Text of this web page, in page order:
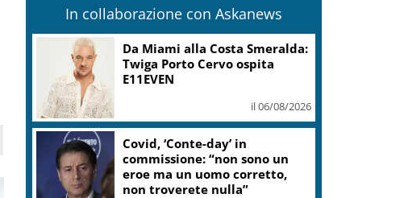
In collaborazione con Askanews
Da Miami alla Costa Smeralda:
Twiga Porto Cervo ospita
E11EVEN
il 06/08/2026
Covid, ‘Conte-day’ in
commissione: “non sono un
eroe ma un uomo corretto,
non troverete nulla”